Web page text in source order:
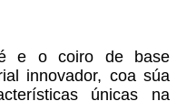
e o coiro de base
innovador, coa súa
únicas na